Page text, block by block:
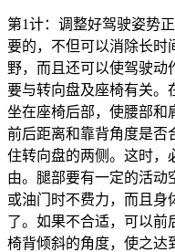
第1计：调整好驾驶姿势
要的，不但可以消除长时
野，而且还可以使驾驶动
要与转向盘及座椅有关。
坐在座椅后部，使腰部和
前后距离和靠背角度是否
住转向盘的两侧。这时，
由。腿部要有一定的活动
或油门时不费力，而且身
了。如果不合适，可以前
椅背倾斜的角度，使之达